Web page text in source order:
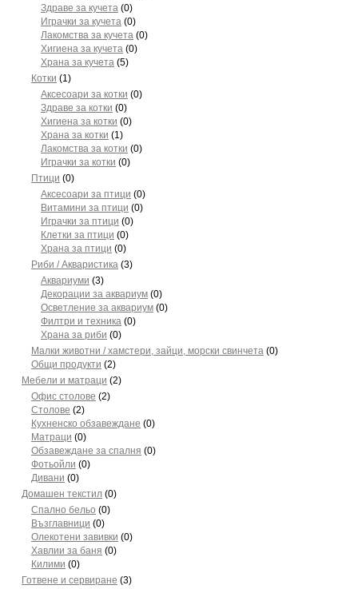
Здраве за кучета (0)
Играчки за кучета (0)
Лакомства за кучета (0)
Хигиена за кучета (0)
Храна за кучета (5)
Котки (1)
Аксесоари за котки (0)
Здраве за котки (0)
Хигиена за котки (0)
Храна за котки (1)
Лакомства за котки (0)
Играчки за котки (0)
Птици (0)
Аксесоари за птици (0)
Витамини за птици (0)
Играчки за птици (0)
Клетки за птици (0)
Храна за птици (0)
Риби / Акваристика (3)
Аквариуми (3)
Декорации за аквариум (0)
Осветление за аквариум (0)
Филтри и техника (0)
Храна за риби (0)
Малки животни / хамстери, зайци, морски свинчета (0)
Общи продукти (2)
Мебели и матраци (2)
Офис столове (2)
Столове (2)
Кухненско обзавеждане (0)
Матраци (0)
Обзавеждане за спалня (0)
Фотьойли (0)
Дивани (0)
Домашен текстил (0)
Спално бельо (0)
Възглавници (0)
Олекотени завивки (0)
Хавлии за баня (0)
Килими (0)
Готвене и сервиране (3)